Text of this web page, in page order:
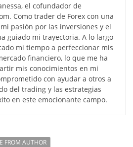
el cofundador de
Como trader de Forex con una
pasión por las inversiones y el
guiado mi trayectoria. A lo largo
mi tiempo a perfeccionar mis
financiero, lo que me ha
mis conocimientos en mi
con ayudar a otros a
del trading y las estrategias
en este emocionante campo.
FROM AUTHOR